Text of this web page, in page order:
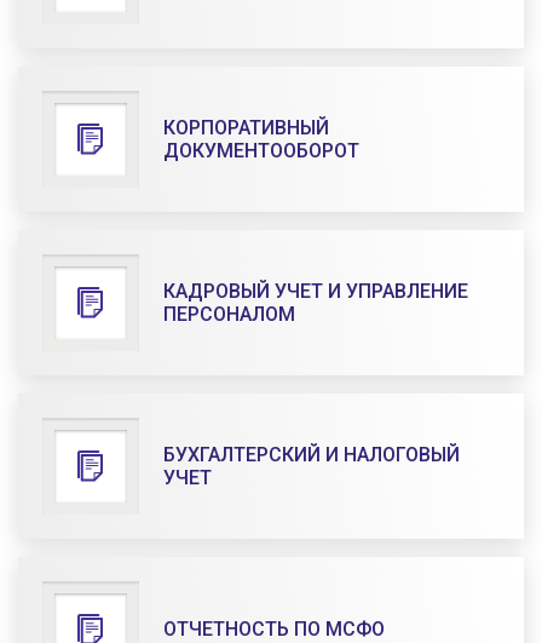
КОРПОРАТИВНЫЙ
ДОКУМЕНТООБОРОТ
КАДРОВЫЙ УЧЕТ И УПРАВЛЕНИЕ
ПЕРСОНАЛОМ
БУХГАЛТЕРСКИЙ И НАЛОГОВЫЙ
УЧЕТ
ОТЧЕТНОСТЬ ПО МСФО